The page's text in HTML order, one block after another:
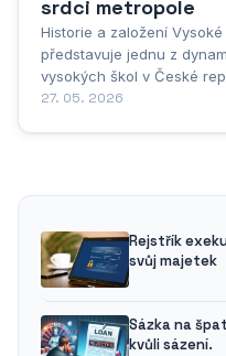
srdci metropole
Historie a založení
představuje jednu z
vysokých škol v České
vývoj úzce souvisí s
27. 05. 2026
Rejstřík
svůj majetek
Sázka na
kvůli sázení.